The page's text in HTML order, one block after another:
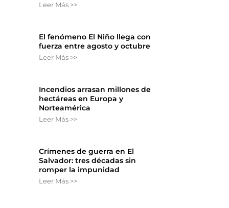
Leer Más >>
El fenómeno El Niño llega con
fuerza entre agosto y octubre
Leer Más >>
Incendios arrasan millones de
hectáreas en Europa y
Norteamérica
Leer Más >>
Crímenes de guerra en El
Salvador: tres décadas sin
romper la impunidad
Leer Más >>